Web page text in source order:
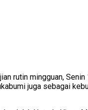
rutin mingguan,
juga sebagai